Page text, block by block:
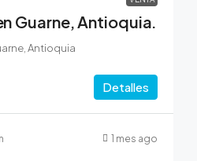
Guarne, Antioquia.
Antioquia
Detalles
1 mes ago